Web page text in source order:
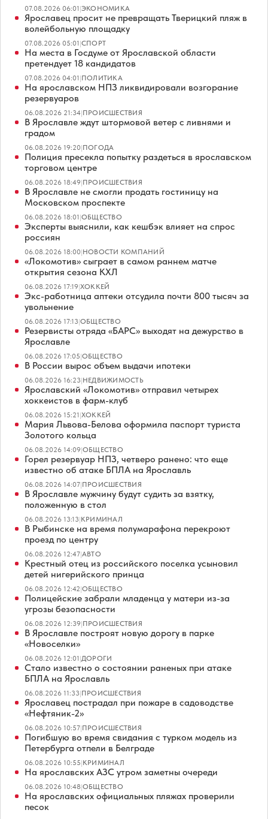
07.08.2026 06:01|ЭКОНОМИКА
Ярославец просит не превращать Тверицкий пляж в
волейбольную площадку
07.08.2026 05:01|СПОРТ
На места в Госдуме от Ярославской области
претендует 18 кандидатов
07.08.2026 04:01|ПОЛИТИКА
На ярославском НПЗ ликвидировали возгорание
резервуаров
06.08.2026 21:34|ПРОИСШЕСТВИЯ
В Ярославле ждут штормовой ветер с ливнями и
градом
06.08.2026 19:20|ПОГОДА
Полиция пресекла попытку раздеться в ярославском
торговом центре
06.08.2026 18:49|ПРОИСШЕСТВИЯ
В Ярославле не смогли продать гостиницу на
Московском проспекте
06.08.2026 18:01|ОБЩЕСТВО
Эксперты выяснили, как кешбэк влияет на спрос
россиян
06.08.2026 18:00|НОВОСТИ КОМПАНИЙ
«Локомотив» сыграет в самом раннем матче
открытия сезона КХЛ
06.08.2026 17:19|ХОККЕЙ
Экс-работница аптеки отсудила почти 800 тысяч за
увольнение
06.08.2026 17:13|ОБЩЕСТВО
Резервисты отряда «БАРС» выходят на дежурство в
Ярославле
06.08.2026 17:05|ОБЩЕСТВО
В России вырос объем выдачи ипотеки
06.08.2026 16:23|НЕДВИЖИМОСТЬ
Ярославский «Локомотив» отправил четырех
хоккеистов в фарм-клуб
06.08.2026 15:21|ХОККЕЙ
Мария Львова-Белова оформила паспорт туриста
Золотого кольца
06.08.2026 14:09|ОБЩЕСТВО
Горел резервуар НПЗ, четверо ранено: что еще
известно об атаке БПЛА на Ярославль
06.08.2026 14:07|ПРОИСШЕСТВИЯ
В Ярославле мужчину будут судить за взятку,
положенную в стол
06.08.2026 13:13|КРИМИНАЛ
В Рыбинске на время полумарафона перекроют
проезд по центру
06.08.2026 12:47|АВТО
Крестный отец из российского поселка усыновил
детей нигерийского принца
06.08.2026 12:42|ОБЩЕСТВО
Полицейские забрали младенца у матери из-за
угрозы безопасности
06.08.2026 12:39|ПРОИСШЕСТВИЯ
В Ярославле построят новую дорогу в парке
«Новоселки»
06.08.2026 12:01|ДОРОГИ
Стало известно о состоянии раненых при атаке
БПЛА на Ярославль
06.08.2026 11:33|ПРОИСШЕСТВИЯ
Ярославец пострадал при пожаре в садоводстве
«Нефтяник-2»
06.08.2026 10:57|ПРОИСШЕСТВИЯ
Погибшую во время свидания с турком модель из
Петербурга отпели в Белграде
06.08.2026 10:55|КРИМИНАЛ
На ярославских АЗС утром заметны очереди
06.08.2026 10:48|ОБЩЕСТВО
На ярославских официальных пляжах проверили
песок